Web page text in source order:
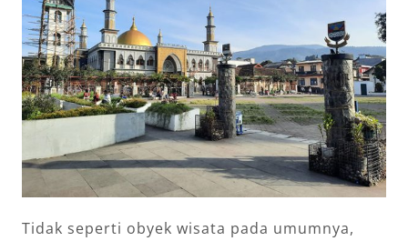
Tidak seperti obyek wisata pada umumnya,